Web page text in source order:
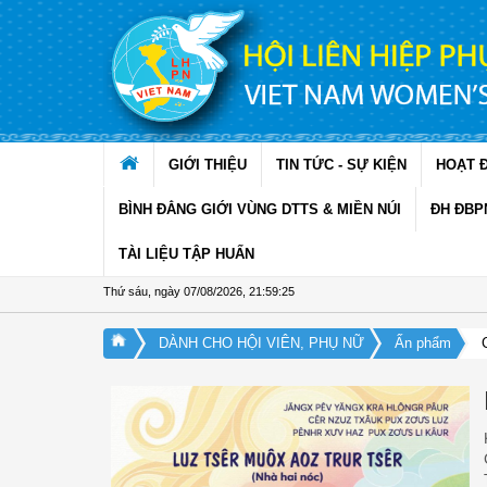
Truy cập nội dung luôn
GIỚI THIỆU TIN TỨC - SỰ KIỆN HOẠT
BÌNH ĐẲNG GIỚI VÙNG DTTS & MIỀN NÚI ĐH
TÀI LIỆU TẬP HUẤN
Thứ sáu, ngày 07/08/2026 21:59:26
DÀNH CHO HỘI VIÊN, PHỤ NỮ Ấn phẩm